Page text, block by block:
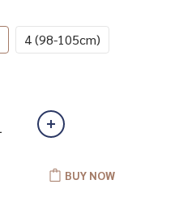
4 (98-105cm)
BUY NOW